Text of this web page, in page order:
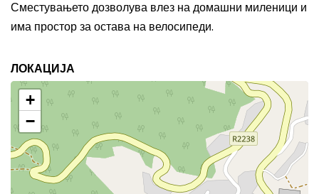
Сместувањето дозволува влез на домашни миленици и
има простор за остава на велосипеди.
ЛОКАЦИЈА
+
−